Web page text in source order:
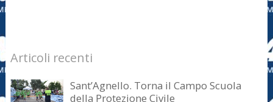
Articoli recenti
Sant’Agnello. Torna il Campo Scuola
della Protezione Civile